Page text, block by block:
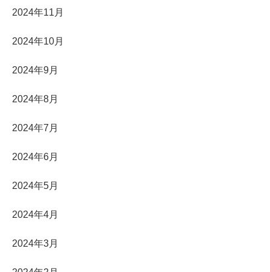
2024年11月
2024年10月
2024年9月
2024年8月
2024年7月
2024年6月
2024年5月
2024年4月
2024年3月